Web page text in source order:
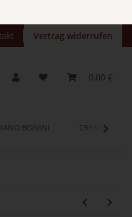
Vertrag widerrufen
0,00 €
BONINI CREMEO